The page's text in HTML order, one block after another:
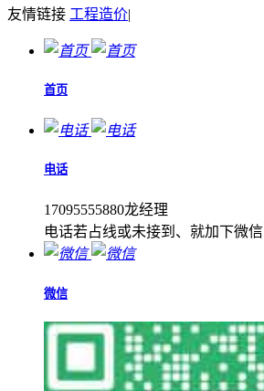
友情链接 工程造价|
首页
电话
17095555880龙经理
电话若占线或未接到、就加下微信
微信